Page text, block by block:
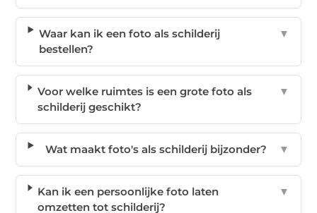
Waar kan ik een foto als schilderij
bestellen?
▼
Voor welke ruimtes is een grote foto als
schilderij geschikt?
▼
Wat maakt foto's als schilderij bijzonder? ▼
Kan ik een persoonlijke foto laten
omzetten tot schilderij?
▼